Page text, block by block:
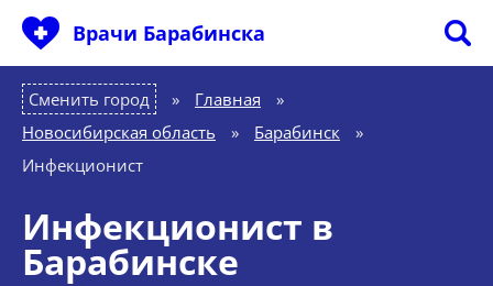
Врачи Барабинска
Сменить город Главная
»
Новосибирская область
» Барабинск
»
Инфекционист
Инфекционист в
Барабинске